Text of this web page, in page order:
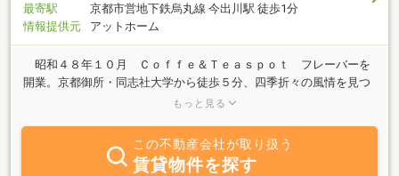
最寄駅
京都市営地下鉄烏丸線 今出川駅 徒歩1分
情報提供元
アットホーム
昭和４８年１０月 Ｃｏｆｆｅ＆Ｔｅａｓｐｏｔ フレーバーを
開業。京都御所・同志社大学から徒歩５分、四季折々の風情を見つ
つ営業してます。 昭和６２年、不動産を開業、お客様はフレーバ
ろいろ教えていただいてお互い助け合ったりと長いお付き合いをさ
せていただき今日まで続けさせていただいてます。
もっと見る
この不動産会社が取り扱う
賃貸物件を探す